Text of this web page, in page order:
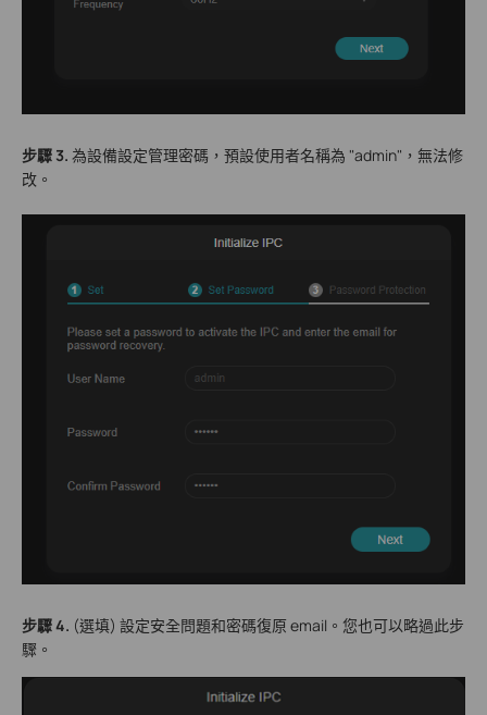
步驟 3. 為設備設定管理密碼，預設使用者名稱為 "admin"，無法修
改。
步驟 4. (選填) 設定安全問題和密碼復原 email。您也可以略過此步
驟。